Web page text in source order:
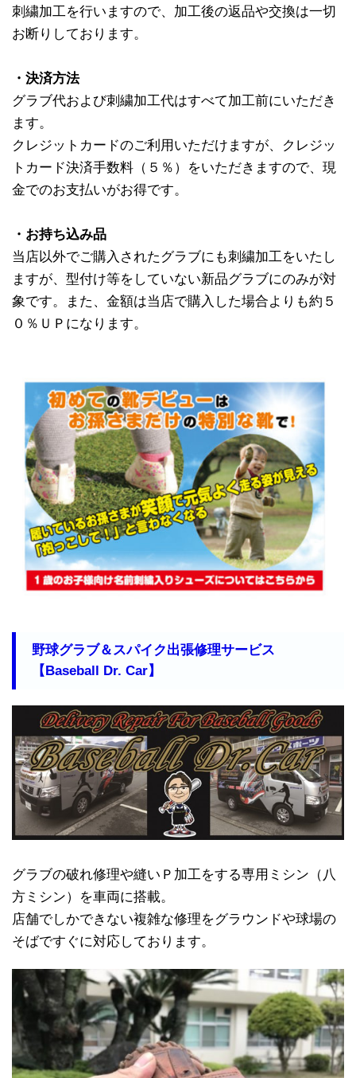
刺繍加工を行いますので、加工後の返品や交換は一切
お断りしております。
・決済方法
グラブ代および刺繍加工代はすべて加工前にいただき
ます。
クレジットカードのご利用いただけますが、クレジッ
トカード決済手数料（５％）をいただきますので、現
金でのお支払いがお得です。
・お持ち込み品
当店以外でご購入されたグラブにも刺繍加工をいたし
ますが、型付け等をしていない新品グラブにのみが対
象です。また、金額は当店で購入した場合よりも約５
０％ＵＰになります。
野球グラブ＆スパイク出張修理サービス
【Baseball Dr. Car】
グラブの破れ修理や縫いＰ加工をする専用ミシン（八
方ミシン）を車両に搭載。
店舗でしかできない複雑な修理をグラウンドや球場の
そばですぐに対応しております。